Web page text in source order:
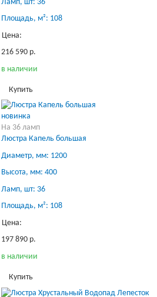
Ламп, шт: 36
Площадь, м²: 108
Цена:
216 590 р.
в наличии
Купить
новинка
На 36 ламп
Люстра Капель большая
Диаметр, мм: 1200
Высота, мм: 400
Ламп, шт: 36
Площадь, м²: 108
Цена:
197 890 р.
в наличии
Купить